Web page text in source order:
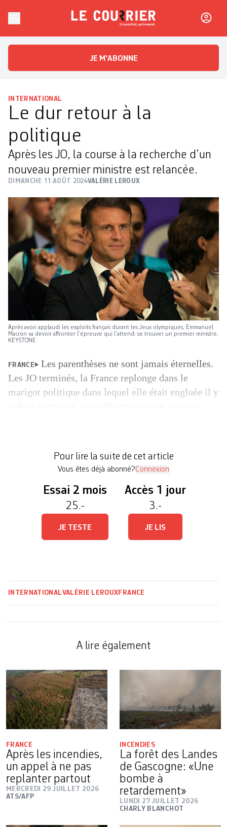
Le CourrierL'essentiel, autrement
JE M'ABONNE
INTERNATIONAL
Le dur retour à la
politique
Après les JO, la course à la recherche d’un
nouveau premier ministre est relancée.
DIMANCHE 11 AOÛT 2024VALÉRIE LEROUX
Après avoir applaudi les exploits français durant les Jeux olympiques, Emmanuel
Macron va devoir affronter l’épreuve qui l’attend: se trouver un premier ministre.
KEYSTONE
FRANCE
Les parenthèses ne sont jamais éternelles.
Les JO terminés, la France replonge dans le
marigot politique dans lequel elle était engluée il y
imposée d’elle-même. Le […]
Pour lire la suite de cet article
Vous êtes déjà abonné?Connexion
Essai 2 mois
25.-
JE TESTE
Accès 1 jour
3.-
JE LIS
INTERNATIONALVALÉRIE LEROUX FRANCE
A lire également
FRANCE
Après les incendies,
un appel à ne pas
replanter partout
MERCREDI 29 JUILLET 2026
ATS/AFP
INCENDIES
La forêt des Landes
de Gascogne: «Une
bombe à
retardement»
LUNDI 27 JUILLET 2026
CHARLY BLANCHOT